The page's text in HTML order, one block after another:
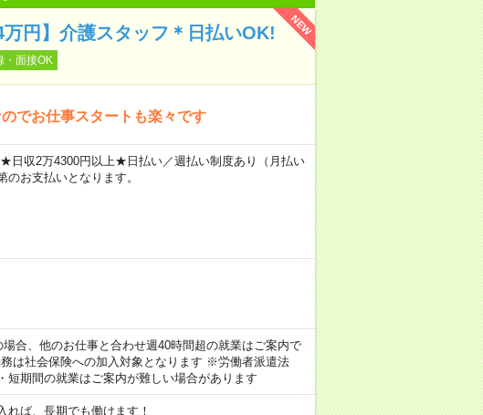
NEW
円】介護スタッフ＊日払いOK!
・面接OK
でお仕事スタートも楽々です
日収2万4300円以上★日払い／週払い制度あり（月払い
お支払いとなります。
、他のお仕事と合わせ週40時間超の就業はご案内で
は社会保険への加入対象となります ※労働者派遣法
短期間の就業はご案内が難しい場合があります
ば、長期でも働けます！